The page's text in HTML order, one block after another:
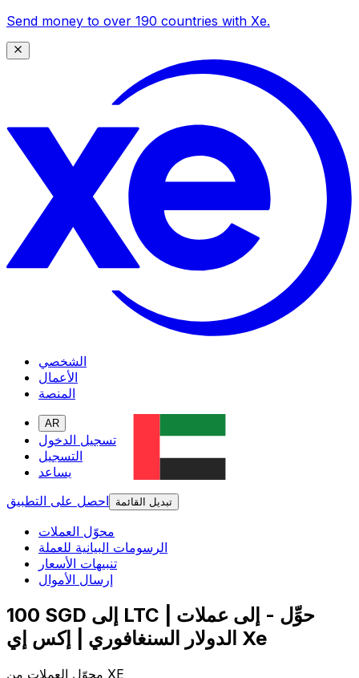
Send money to over 190 countries with Xe.
الشخصي
الأعمال
المنصة
AR
تسجيل الدخول
التسجيل
يساعد
احصل على التطبيق
تبديل القائمة
محوّل العملات
الرسومات البيانية للعملة
تنبيهات الأسعار
إرسال الأموال
100 SGD إلى LTC | حوِّل - إلى عملات
الدولار السنغافوري | إكس إي Xe
محوّل العملات مِن XE